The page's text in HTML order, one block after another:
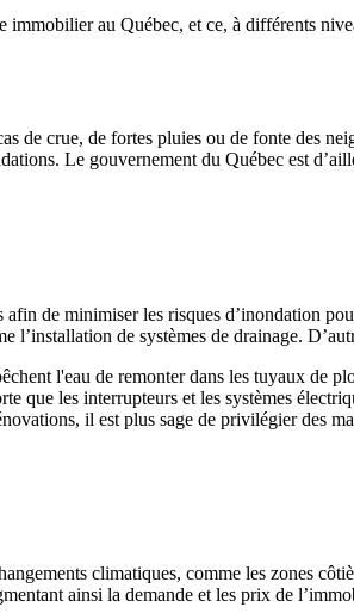
au Québec, et ce, à différents
de crue, de fortes pluies ou de fonte des
Le gouvernement du Québec est
de minimiser les risques d’inondation
l’installation de systèmes de drainage.
l'eau de remonter dans les tuyaux de
que les interrupteurs et les systèmes
il est plus sage de privilégier des
climatiques, comme les zones
ainsi la demande et les prix de